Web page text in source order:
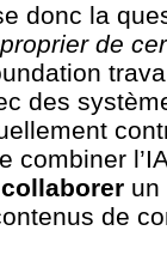
donc la
de
des
combiner
collaborer un
de